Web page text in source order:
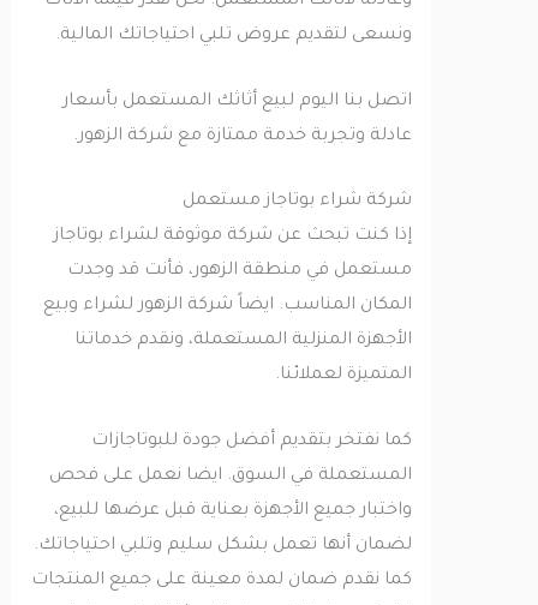
ونسعى لتقديم عروض تلبي احتياجاتك المالية.
اتصل بنا اليوم لبيع أثاثك المستعمل بأسعار
عادلة وتجربة خدمة ممتازة مع شركة الزهور.
شركة شراء بوتاجاز مستعمل
إذا كنت تبحث عن شركة موثوقة لشراء بوتاجاز
مستعمل في منطقة الزهور، فأنت قد وجدت
المكان المناسب. ايضاً شركة الزهور لشراء وبيع
الأجهزة المنزلية المستعملة، ونقدم خدماتنا
المتميزة لعملائنا.
كما نفتخر بتقديم أفضل جودة للبوتاجازات
المستعملة في السوق. ايضا نعمل على فحص
واختبار جميع الأجهزة بعناية قبل عرضها للبيع،
لضمان أنها تعمل بشكل سليم وتلبي احتياجاتك.
كما نقدم ضمان لمدة معينة على جميع المنتجات